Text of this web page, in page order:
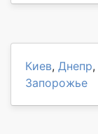
Киев, Днепр,
Запорожье